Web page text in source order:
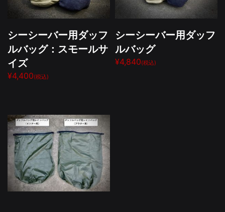
シーシーバー用ダッフ
ルバッグ：スモールサ
イズ
¥4,400(税込)
シーシーバー用ダッフ
ルバッグ
¥4,840(税込)